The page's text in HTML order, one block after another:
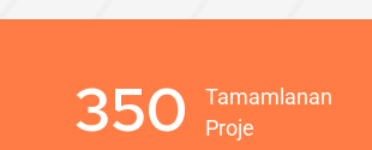
350
Tamamlanan
Proje